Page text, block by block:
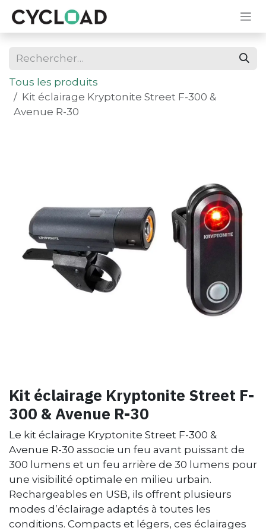
Se rendre au contenu
Tous les produits
Kit éclairage Kryptonite Street F-300 &
Avenue R-30
Kit éclairage Kryptonite Street F-
300 & Avenue R-30
Le kit éclairage Kryptonite Street F-300 &
Avenue R-30 associe un feu avant puissant de
300 lumens et un feu arrière de 30 lumens pour
une visibilité optimale en milieu urbain.
Rechargeables en USB, ils offrent plusieurs
modes d’éclairage adaptés à toutes les
conditions. Compacts et légers, ces éclairages